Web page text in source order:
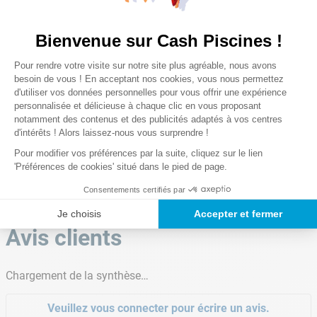
Peut supporter jusqu'à 2 projecteurs LED 50 W
Inclus avec le coffret : visserie de fixation, presse-
étoupes et fusibles de rechange
Garantie : 2 ans
Gestion du coffret connecté
Utilisation simple & sécurisée
Raccordements multiples pour ajouter des
Visserie de fixation
Dimensions
28.7 x 25.7 cm
Garantie(s)
2 ans
Fiche produit
du coffret
Racer Connect
Notice du
coffret Racer
Connect
Notre satisfaction, la votre
Avis clients
Chargement de la synthèse…
Veuillez vous connecter pour écrire un avis.
Bienvenue sur Cash Piscines !
Plateforme de Gestion du
Pour rendre votre visite sur notre site plus agréable, nous avons
besoin de vous ! En acceptant nos cookies, vous nous permettez
d'utiliser vos données personnelles pour vous offrir une expérience
personnalisée et délicieuse à chaque clic en vous proposant
notamment des contenus et des publicités adaptés à vos centres
d'intérêts ! Alors laissez-nous vous surprendre !
Pour modifier vos préférences par la suite, cliquez sur le lien
'Préférences de cookies' situé dans le pied de page.
Consentements certifiés par
Je choisis Accepter et fermer
Axeptio consent